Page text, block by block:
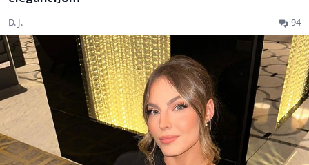
D. J. 94